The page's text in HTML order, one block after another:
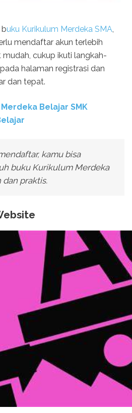
uku Kurikulum Merdeka SMA,
mendaftar akun terlebih
mudah, cukup ikuti langkah-
halaman registrasi dan
dan tepat.
Merdeka Belajar SMK
kamu bisa
buku Kurikulum Merdeka
dan praktis.